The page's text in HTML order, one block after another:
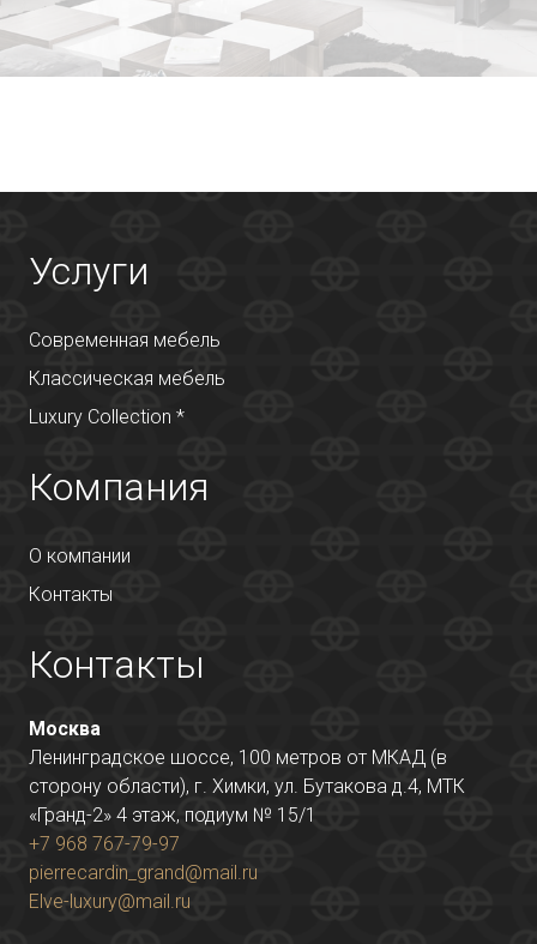
Услуги
Современная мебель
Классическая мебель
Luxury Collection *
Компания
О компании
Контакты
Контакты
Москва
Ленинградское шоссе, 100 метров от МКАД (в
сторону области), г. Химки, ул. Бутакова д.4, МТК
«Гранд-2» 4 этаж, подиум № 15/1
+7 968 767-79-97
pierrecardin_grand@mail.ru
Elve-luxury@mail.ru